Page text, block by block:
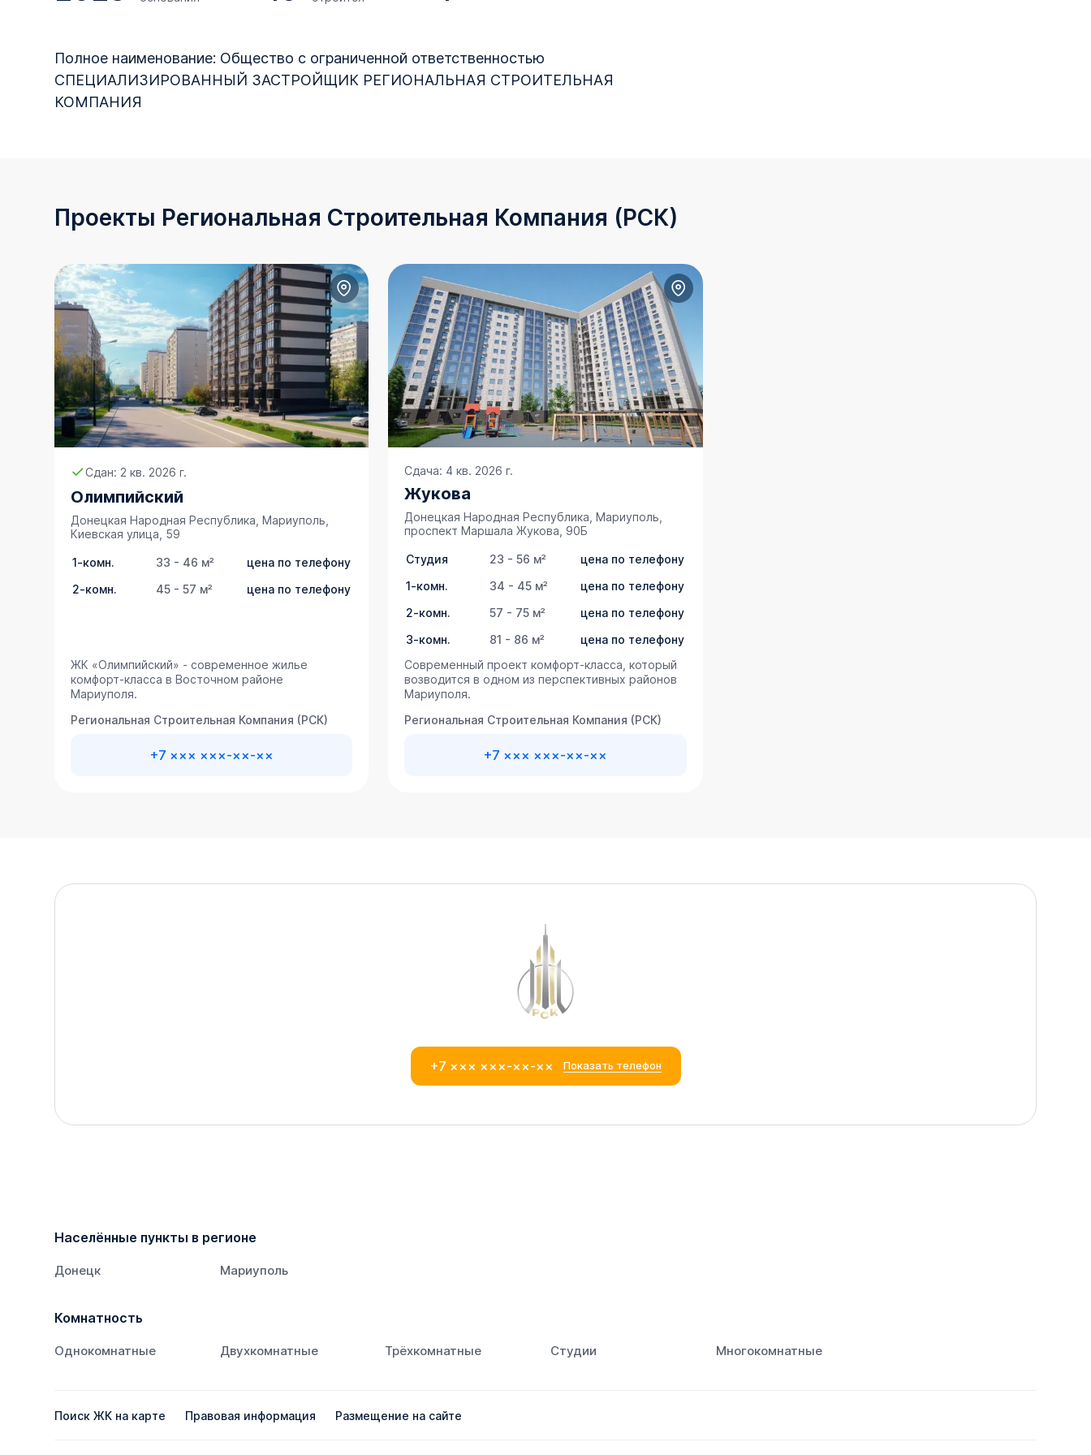
Полное наименование: Общество с ограниченной ответственностью
СПЕЦИАЛИЗИРОВАННЫЙ ЗАСТРОЙЩИК РЕГИОНАЛЬНАЯ СТРОИТЕЛЬНАЯ
КОМПАНИЯ
Проекты Региональная Строительная Компания (РСК)
Сдан: 2 кв. 2026 г.
Олимпийский
Донецкая Народная Республика, Мариуполь,
Киевская улица, 59
1-комн. 33 - 46 м²
цена по телефону
2-комн.
45 - 57 м² цена по телефону
ЖК «Олимпийский» - современное жилье
комфорт-класса в Восточном районе
Мариуполя.
Региональная Строительная Компания (РСК)
+7 ××× ×××-××-××
Сдача: 4 кв. 2026 г.
Жукова
Донецкая Народная Республика, Мариуполь,
проспект Маршала Жукова, 90Б
Студия 23 - 56 м²
цена по телефону
1-комн.
34 - 45 м²
цена по телефону
2-комн.
57 - 75 м²
цена по телефону
3-комн.
81 - 86 м²
цена по телефону
Современный проект комфорт-класса, который
возводится в одном из перспективных районов
Мариуполя.
Региональная Строительная Компания (РСК)
+7 ××× ×××-××-××
+7 ××× ×××-××-×× Показать телефон
Населённые пункты в регионе
Донецк Мариуполь
Комнатность
Однокомнатные Двухкомнатные Трёхкомнатные Студии Многокомнатные
Поиск ЖК на карте Правовая информация Размещение на сайте